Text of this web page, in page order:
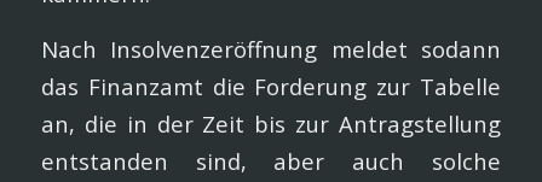
Nach Insolvenzeröffnung meldet sodann
das Finanzamt die Forderung zur Tabelle
an, die in der Zeit bis zur Antragstellung
entstanden sind, aber auch solche